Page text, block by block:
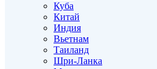
Куба
Китай
Индия
Вьетнам
Таиланд
Шри-Ланка